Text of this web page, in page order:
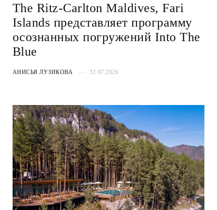
The Ritz-Carlton Maldives, Fari
Islands представляет программу
осознанных погружений Into The
Blue
АНИСЬЯ ЛУЗИКОВА 31.07.2026